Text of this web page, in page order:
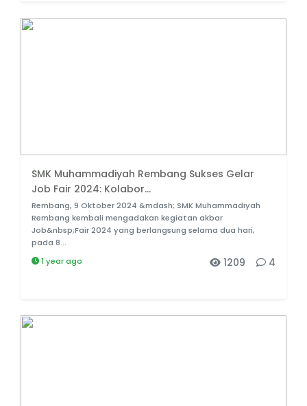
SMK Muhammadiyah Rembang Sukses Gelar
Job Fair 2024: Kolabor...
Rembang, 9 Oktober 2024 &mdash; SMK Muhammadiyah
Rembang kembali mengadakan kegiatan akbar
Job&nbsp;Fair 2024 yang berlangsung selama dua hari,
pada 8...
1 year ago
4
1209